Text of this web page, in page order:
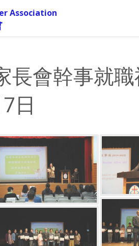
Association
長會幹事就
日